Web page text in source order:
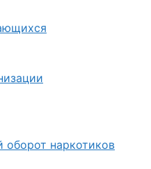
оборот наркотиков